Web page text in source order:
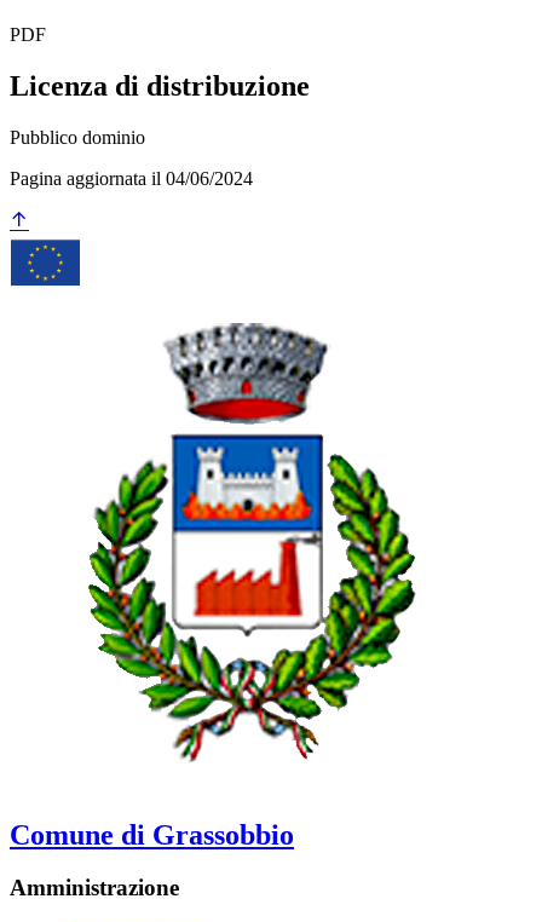
PDF
Licenza di distribuzione
Pubblico dominio
Pagina aggiornata il 04/06/2024
Comune di Grassobbio
Amministrazione